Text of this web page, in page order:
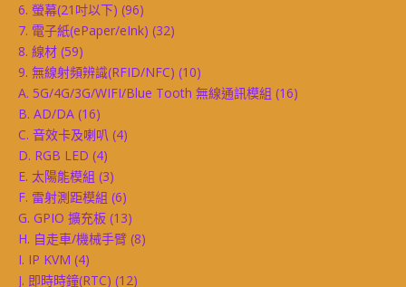
6. 螢幕(21吋以下) (96)
7. 電子紙(ePaper/eInk) (32)
8. 線材 (59)
9. 無線射頻辨識(RFID/NFC) (10)
A. 5G/4G/3G/WIFI/Blue Tooth 無線通訊模組 (16)
B. AD/DA (16)
C. 音效卡及喇叭 (4)
D. RGB LED (4)
E. 太陽能模組 (3)
F. 雷射測距模組 (6)
G. GPIO 擴充板 (13)
H. 自走車/機械手臂 (8)
I. IP KVM (4)
J. 即時時鐘(RTC) (12)